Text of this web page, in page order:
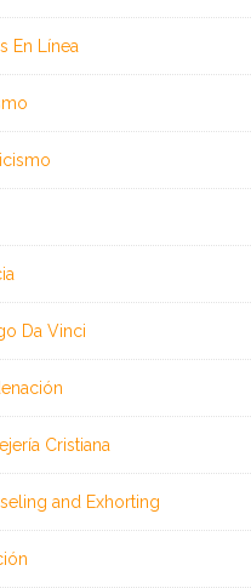
En Línea
Da Vinci
Cristiana
and Exhorting